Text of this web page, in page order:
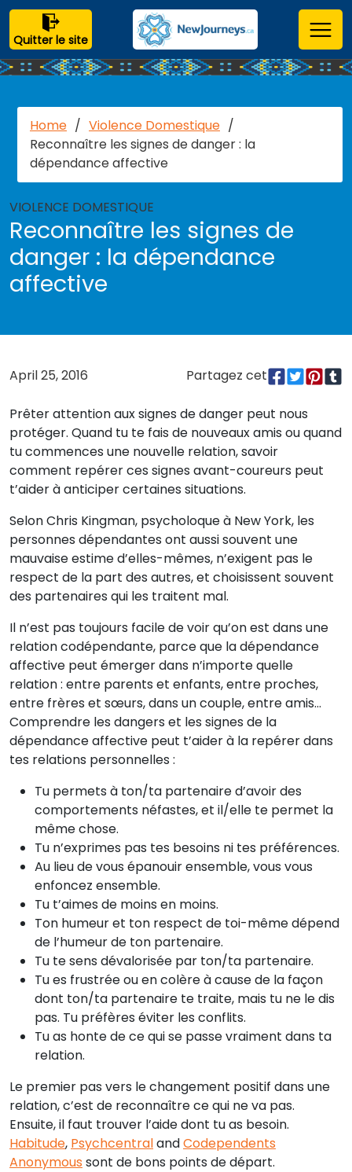
Quitter le site
VIOLENCE DOMESTIQUE
Home / Violence Domestique /
Reconnaître les signes de danger : la
dépendance affective
Reconnaître les signes de
danger : la dépendance
affective
April 25, 2016 Partagez cet
Prêter attention aux signes de danger peut nous
protéger. Quand tu te fais de nouveaux amis ou quand
tu commences une nouvelle relation, savoir
comment repérer ces signes avant-coureurs peut
t’aider à anticiper certaines situations.
Selon Chris Kingman, psycholoque à New York, les
personnes dépendantes ont aussi souvent une
mauvaise estime d’elles-mêmes, n’exigent pas le
respect de la part des autres, et choisissent souvent
des partenaires qui les traitent mal.
Il n’est pas toujours facile de voir qu’on est dans une
relation codépendante, parce que la dépendance
affective peut émerger dans n’importe quelle
relation : entre parents et enfants, entre proches,
entre frères et sœurs, dans un couple, entre amis…
Comprendre les dangers et les signes de la
dépendance affective peut t’aider à la repérer dans
tes relations personnelles :
Tu permets à ton/ta partenaire d’avoir des
comportements néfastes, et il/elle te permet la
même chose.
Tu n’exprimes pas tes besoins ni tes préférences.
Au lieu de vous épanouir ensemble, vous vous
enfoncez ensemble.
Tu t’aimes de moins en moins.
Ton humeur et ton respect de toi-même dépend
de l’humeur de ton partenaire.
Tu te sens dévalorisée par ton/ta partenaire.
Tu es frustrée ou en colère à cause de la façon
dont ton/ta partenaire te traite, mais tu ne le dis
pas. Tu préfères éviter les conflits.
Tu as honte de ce qui se passe vraiment dans ta
relation.
Le premier pas vers le changement positif dans une
relation, c’est de reconnaître ce qui ne va pas.
Ensuite, il faut trouver l’aide dont tu as besoin.
Habitude, PsychcentralandCodependents
Anonymous sont de bons points de départ.